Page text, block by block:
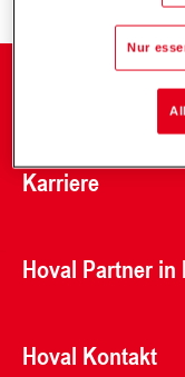
Karriere
Hoval Partner in
Hoval Kontakt
Nur